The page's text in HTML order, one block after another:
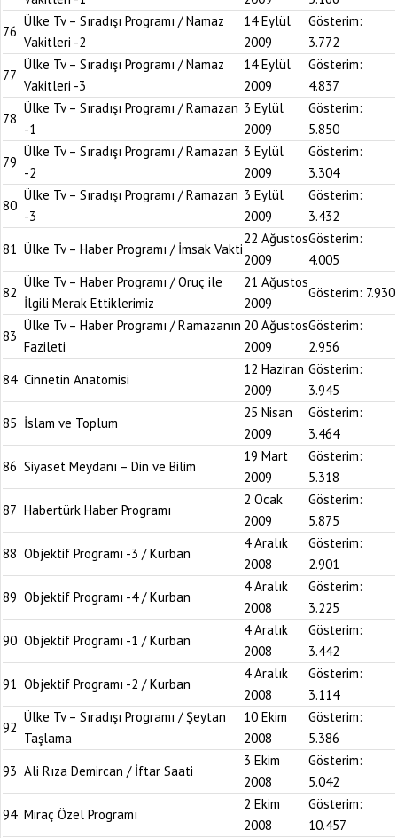
76
Ülke Tv – Sıradışı Programı / Namaz
Vakitleri -2
14 Eylül
2009
Gösterim:
3.772
77
Ülke Tv – Sıradışı Programı / Namaz
Vakitleri -3
14 Eylül
2009
Gösterim:
4.837
78
Ülke Tv – Sıradışı Programı / Ramazan
-1
3 Eylül
2009
Gösterim:
5.850
79
Ülke Tv – Sıradışı Programı / Ramazan
-2
3 Eylül
2009
Gösterim:
3.304
80
Ülke Tv – Sıradışı Programı / Ramazan
-3
3 Eylül
2009
Gösterim:
3.432
81 Ülke Tv – Haber Programı / İmsak Vakti
22 Ağustos
2009
Gösterim:
4.005
82
Ülke Tv – Haber Programı / Oruç ile
İlgili Merak Ettiklerimiz
21 Ağustos
2009
Gösterim: 7.930
83
Ülke Tv – Haber Programı / Ramazanın
Fazileti
20 Ağustos
2009
Gösterim:
2.956
84 Cinnetin Anatomisi
12 Haziran
2009
Gösterim:
3.945
85 İslam ve Toplum
25 Nisan
2009
Gösterim:
3.464
86 Siyaset Meydanı – Din ve Bilim
19 Mart
2009
Gösterim:
5.318
87 Habertürk Haber Programı
2 Ocak
2009
Gösterim:
5.875
88 Objektif Programı -3 / Kurban
4 Aralık
2008
Gösterim:
2.901
89 Objektif Programı -4 / Kurban
4 Aralık
2008
Gösterim:
3.225
90 Objektif Programı -1 / Kurban
4 Aralık
2008
Gösterim:
3.442
91 Objektif Programı -2 / Kurban
4 Aralık
2008
Gösterim:
3.114
92
Ülke Tv – Sıradışı Programı / Şeytan
Taşlama
10 Ekim
2008
Gösterim:
5.386
93 Ali Rıza Demircan / İftar Saati
3 Ekim
2008
Gösterim:
5.042
94 Miraç Özel Programı
2 Ekim
2008
Gösterim:
10.457